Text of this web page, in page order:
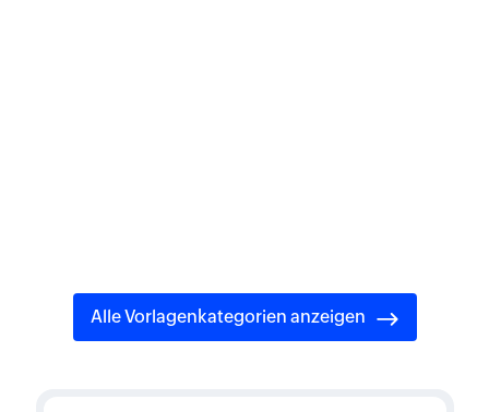
Alle Vorlagenkategorien anzeigen